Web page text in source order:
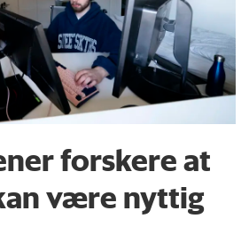
forskere at
være nyttig